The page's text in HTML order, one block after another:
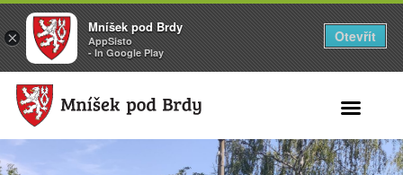
×
Mníšek pod Brdy
AppSisto
- In Google Play
Otevřít